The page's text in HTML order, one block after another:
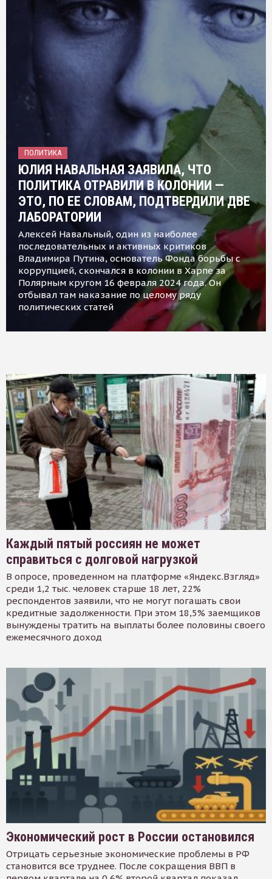
ПОЛИТИКА
ЮЛИЯ НАВАЛЬНАЯ ЗАЯВИЛА, ЧТО
ПОЛИТИКА ОТРАВИЛИ В КОЛОНИИ —
ЭТО, ПО ЕЕ СЛОВАМ, ПОДТВЕРДИЛИ ДВЕ
ЛАБОРАТОРИИ
Алексей Навальный, один из наиболее
последовательных и активных критиков
Владимира Путина, основатель Фонда борьбы с
коррупцией, скончался в колонии в Харпе за
Полярным кругом 16 февраля 2024 года. Он
отбывал там наказание по целому ряду
политических статей
Каждый пятый россиян не может
справиться с долговой нагрузкой
В опросе, проведенном на платформе «Яндекс.Взгляд»
среди 1,2 тыс. человек старше 18 лет, 22%
респондентов заявили, что не могут погашать свои
кредитные задолженности. При этом 18,5% заемщиков
вынуждены тратить на выплаты более половины своего
ежемесячного доход
Экономический рост в России остановился
Отрицать серьезные экономические проблемы в РФ
становится все труднее. После сокращения ВВП в